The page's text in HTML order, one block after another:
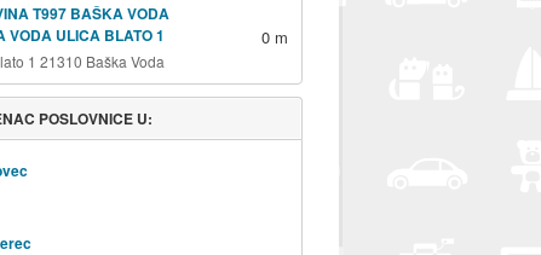
T997 BAŠKA VODA
VODA ULICA BLATO 1
1 21310 Baška Voda
0 m
POSLOVNICE U: